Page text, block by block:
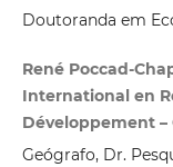
Doutoranda em
René Poccad-
International en
Développement –
Geógrafo, Dr.